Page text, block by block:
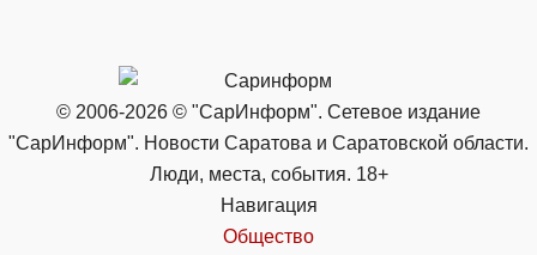
© 2006-2026 © "СарИнформ". Сетевое издание
"СарИнформ". Новости Саратова и Саратовской области.
Люди, места, события. 18+
Навигация
Общество